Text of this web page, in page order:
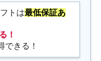
トは最低保証あ
！
できる！